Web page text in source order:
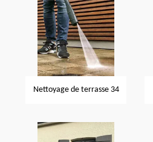
Nettoyage de terrasse 34